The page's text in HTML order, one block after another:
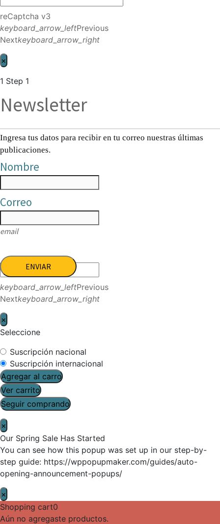
reCaptcha v3
keyboard_arrow_leftPrevious
Nextkeyboard_arrow_right
×
1 Step 1
Newsletter
Ingresa tus datos para recibir en tu correo nuestras últimas
publicaciones.
Nombre
Correo
email
ENVIAR
keyboard_arrow_leftPrevious
Nextkeyboard_arrow_right
×
Seleccione
Suscripción nacional
Suscripción internacional
Agregar al carro
Ver carrito
Seguir comprando
×
Our Spring Sale Has Started
You can see how this popup was set up in our step-by-
step guide: https://wppopupmaker.com/guides/auto-
opening-announcement-popups/
×
Shopping cart0
Aún no agregaste productos.